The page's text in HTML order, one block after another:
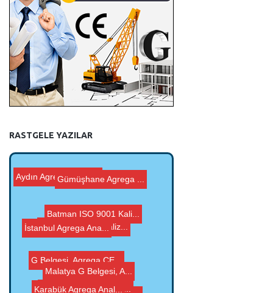
RASTGELE YAZILAR
Mersin Agrega Analiz...
İstanbul Agrega Ana...
Batman ISO 9001 Kali...
G Belgesi, Agrega CE...
Aydın Agrega Analiz...
Karabük Agrega Anal...